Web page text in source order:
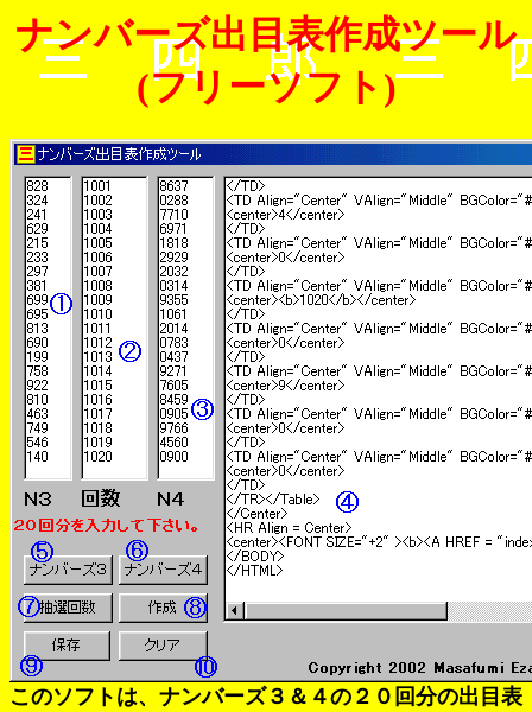
ナンバーズ出目表作成ツール
(フリーソフト)
このソフトは、ナンバーズ３＆４の２０回分の出目表